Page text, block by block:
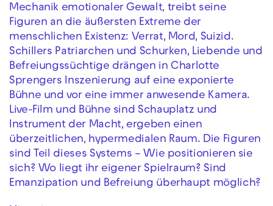
Mechanik emotionaler Gewalt, treibt seine
Figuren an die äußersten Extreme der
menschlichen Existenz: Verrat, Mord, Suizid.
Schillers Patriarchen und Schurken, Liebende und
Befreiungssüchtige drängen in Charlotte
Sprengers Inszenierung auf eine exponierte
Bühne und vor eine immer anwesende Kamera.
Live-Film und Bühne sind Schauplatz und
Instrument der Macht, ergeben einen
überzeitlichen, hypermedialen Raum. Die Figuren
sind Teil dieses Systems – Wie positionieren sie
sich? Wo liegt ihr eigener Spielraum? Sind
Emanzipation und Befreiung überhaupt möglich?